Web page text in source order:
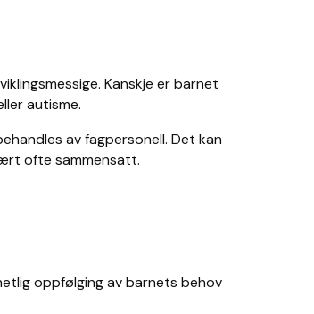
Kanskje er barnet
autisme.
av fagpersonell. Det kan
ofte sammensatt.
oppfølging av barnets behov